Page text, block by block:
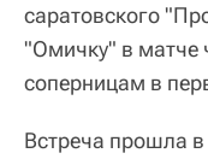
саратовского
"Омичку" в матче
соперницам в
Встреча прошла